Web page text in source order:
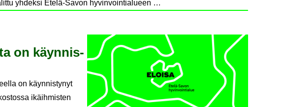
yhdeksi Etelä-Savon hyvinvointialueen …
on käyn­nis­
on käynnistynyt
ikäihmisten